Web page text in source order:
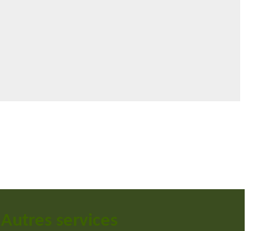
Autres services